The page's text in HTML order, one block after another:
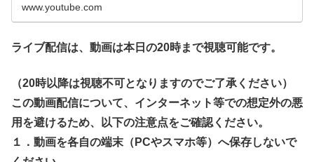
www.youtube.com
ライブ配信は、動画は本日の20時まで視聴可能です。
（20時以降は視聴不可となりますのでご了承ください）
この動画配信について、インターネット等での想定外の悪
用を避けるため、以下の注意点をご確認ください。
１．動画を各自の端末（PCやスマホ等）へ保存しないで